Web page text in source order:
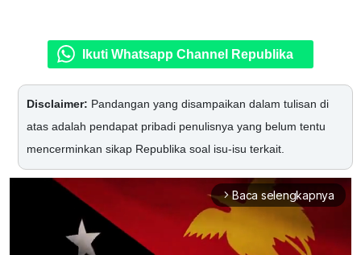
Ikuti Whatsapp Channel Republika
Disclaimer: Pandangan yang disampaikan dalam tulisan di
atas adalah pendapat pribadi penulisnya yang belum tentu
mencerminkan sikap Republika soal isu-isu terkait.
arrow_forward_ios Baca selengkapnya